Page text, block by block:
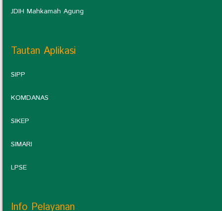
JDIH Mahkamah Agung
Tautan Aplikasi
SIPP
KOMDANAS
SIKEP
SIMARI
LPSE
Info Pelayanan